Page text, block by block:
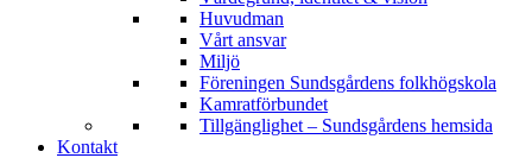
Huvudman
Vårt ansvar
Miljö
Föreningen Sundsgårdens folkhögskola
Kamratförbundet
Tillgänglighet – Sundsgårdens hemsida
Kontakt